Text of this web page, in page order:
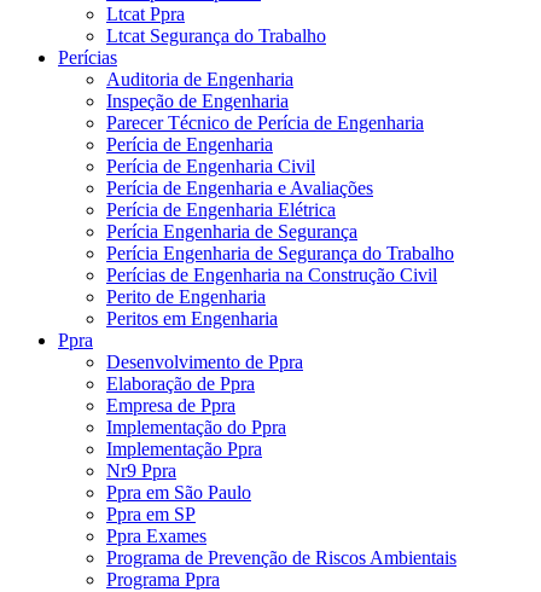
Ltcat Ppra
Ltcat Segurança do Trabalho
Perícias
Auditoria de Engenharia
Inspeção de Engenharia
Parecer Técnico de Perícia de Engenharia
Perícia de Engenharia
Perícia de Engenharia Civil
Perícia de Engenharia e Avaliações
Perícia de Engenharia Elétrica
Perícia Engenharia de Segurança
Perícia Engenharia de Segurança do Trabalho
Perícias de Engenharia na Construção Civil
Perito de Engenharia
Peritos em Engenharia
Ppra
Desenvolvimento de Ppra
Elaboração de Ppra
Empresa de Ppra
Implementação do Ppra
Implementação Ppra
Nr9 Ppra
Ppra em São Paulo
Ppra em SP
Ppra Exames
Programa de Prevenção de Riscos Ambientais
Programa Ppra